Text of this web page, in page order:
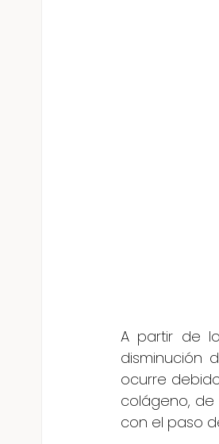
A partir de
disminución
ocurre
colágeno,
con el paso